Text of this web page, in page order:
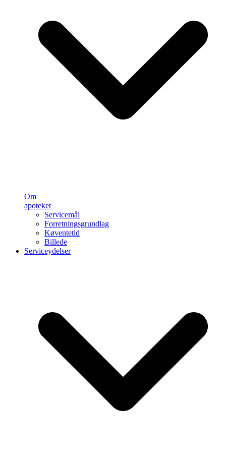
Om
apoteket
Servicemål
Forretningsgrundlag
Køventetid
Billede
Serviceydelser